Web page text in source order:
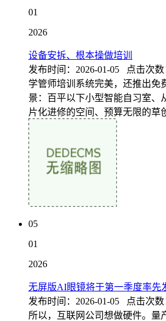
01
2026
设备安拆、根本操做培训
发布时间：2026-01-05 点击次数
学管师培训系统完美，还推出免
景：百平以下小型智能自习室、
片化进修的空间、预算无限的草
05
01
2026
无屏版AI眼镜将于第一季度率先
发布时间：2026-01-05 点击次数
所以，互联网公司想做硬件。量